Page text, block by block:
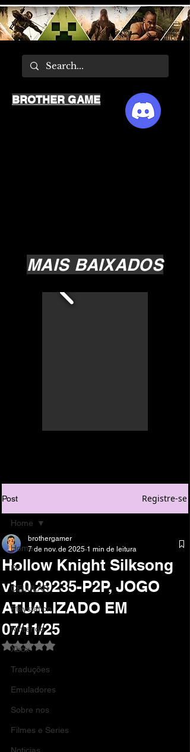
MAIS BAIXADOS
BROTHER GAME
Post Registre-se
Home
Pc
CELULAR
Playstation
Nintendo
Xbox
Traduções
Emuladores
Sobre nos
Filmes e Series
Home
Hollow Knight Silksong
v1.0.29235-P2P, JOGO
ATUALIZADO EM
07/11/25
brothergamer
7 de nov. de 2025 1 min de leitura
Avaliado com NaN de 5 estrelas.